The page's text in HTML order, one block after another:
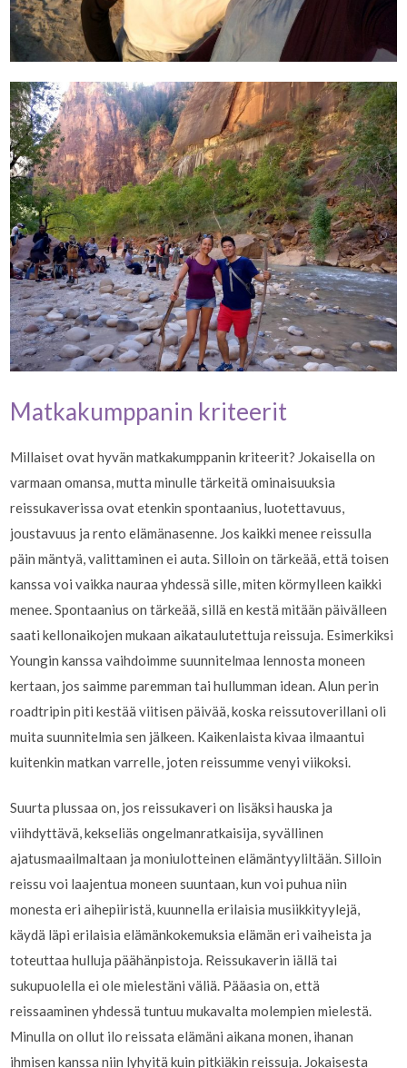
Matkakumppanin kriteerit
Millaiset ovat hyvän matkakumppanin kriteerit? Jokaisella on
varmaan omansa, mutta minulle tärkeitä ominaisuuksia
reissukaverissa ovat etenkin spontaanius, luotettavuus,
joustavuus ja rento elämänasenne. Jos kaikki menee reissulla
päin mäntyä, valittaminen ei auta. Silloin on tärkeää, että toisen
kanssa voi vaikka nauraa yhdessä sille, miten körmylleen kaikki
menee. Spontaanius on tärkeää, sillä en kestä mitään päivälleen
saati kellonaikojen mukaan aikataulutettuja reissuja. Esimerkiksi
Youngin kanssa vaihdoimme suunnitelmaa lennosta moneen
kertaan, jos saimme paremman tai hullumman idean. Alun perin
roadtripin piti kestää viitisen päivää, koska reissutoverillani oli
muita suunnitelmia sen jälkeen. Kaikenlaista kivaa ilmaantui
kuitenkin matkan varrelle, joten reissumme venyi viikoksi.
Suurta plussaa on, jos reissukaveri on lisäksi hauska ja
viihdyttävä, kekseliäs ongelmanratkaisija, syvällinen
ajatusmaailmaltaan ja moniulotteinen elämäntyyliltään. Silloin
reissu voi laajentua moneen suuntaan, kun voi puhua niin
monesta eri aihepiiristä, kuunnella erilaisia musiikkityylejä,
käydä läpi erilaisia elämänkokemuksia elämän eri vaiheista ja
toteuttaa hulluja päähänpistoja. Reissukaverin iällä tai
sukupuolella ei ole mielestäni väliä. Pääasia on, että
reissaaminen yhdessä tuntuu mukavalta molempien mielestä.
Minulla on ollut ilo reissata elämäni aikana monen, ihanan
ihmisen kanssa niin lyhyitä kuin pitkiäkin reissuja. Jokaisesta